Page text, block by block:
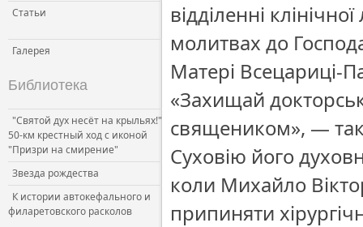
Статьи
Галерея
Библиотека
"Святой дух несёт на крыльях!"
50-км крестный ход с иконой
"Призри на смирение"
Звезда рождества
К истории автокефального и
филаретовского расколов
відділенні
молитвах до
Матері Всецариці-
«Захищай
священиком», — так
Суховію його
коли Михайло
припиняти